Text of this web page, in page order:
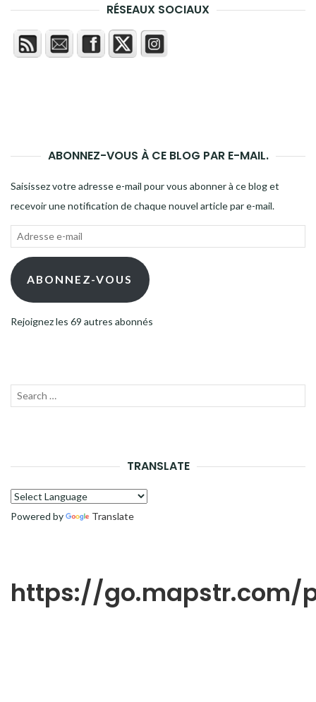
RÉSEAUX SOCIAUX
ABONNEZ-VOUS À CE BLOG PAR E-MAIL.
Saisissez votre adresse e-mail pour vous abonner à ce blog et
recevoir une notification de chaque nouvel article par e-mail.
Adresse
mail ABONNEZ-VOUS
Rejoignez les 69 autres abonnés
Recherche
TRANSLATE
Powered by Translate
https://go.mapstr.com/